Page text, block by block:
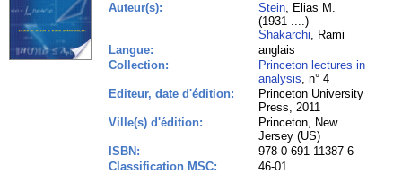
Auteur(s): Stein, Elias M.
(1931-....)
Shakarchi, Rami
Langue:
anglais
Collection:
Princeton lectures in
analysis, n° 4
Editeur, date d'édition:
Princeton University
Press, 2011
Ville(s) d'édition:
Princeton, New
Jersey (US)
ISBN:
978-0-691-11387-6
Classification MSC:
46-01